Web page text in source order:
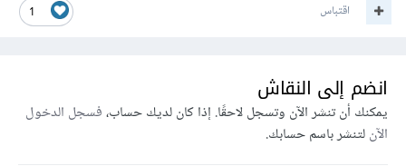
1 اقتباس
انضم إلى النقاش
يمكنك أن تنشر الآن وتسجل لاحقًا. إذا كان لديك حساب،فسجل الدخول
الآنلتنشر باسم حسابك.